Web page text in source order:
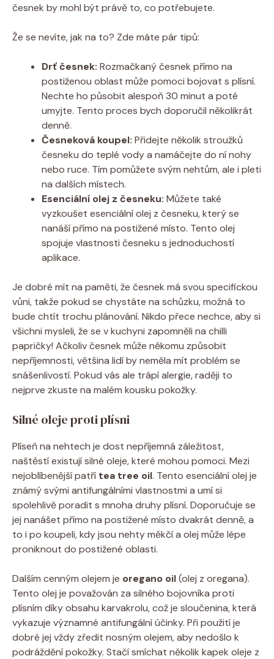
česnek by mohl být právě to, co potřebujete.
Že se nevíte, jak na to? Zde máte pár tipů:
Drť česnek: Rozmačkaný česnek přímo na
postiženou oblast může pomoci bojovat s plísní.
Nechte ho působit alespoň 30 minut a poté
umyjte. Tento proces bych doporučil několikrát
denně.
Česneková koupel: Přidejte několik stroužků
česneku do teplé vody a namáčejte do ní nohy
nebo ruce. Tím pomůžete svým nehtům, ale i pleti
na dalších místech.
Esenciální olej z česneku: Můžete také
vyzkoušet esenciální olej z česneku, který se
nanáší přímo na postižené místo. Tento olej
spojuje vlastnosti česneku s jednoduchostí
aplikace.
Je dobré mít na paměti, že česnek má svou specifickou
vůni, takže pokud se chystáte na schůzku, možná to
bude chtít trochu plánování. Nikdo přece nechce, aby si
všichni mysleli, že se v kuchyni zapomněli na chilli
papričky! Ačkoliv česnek může někomu způsobit
nepříjemnosti, většina lidí by neměla mít problém se
snášenlivostí. Pokud vás ale trápí alergie, raději to
nejprve zkuste na malém kousku pokožky.
Silné oleje proti plísni
Plíseň na nehtech je dost nepříjemná záležitost,
naštěstí existují silné oleje, které mohou pomoci. Mezi
nejoblíbenější patří tea tree oil. Tento esenciální olej je
známý svými antifungálními vlastnostmi a umí si
spolehlivě poradit s mnoha druhy plísní. Doporučuje se
jej nanášet přímo na postižené místo dvakrát denně, a
to i po koupeli, kdy jsou nehty měkčí a olej může lépe
proniknout do postižené oblasti.
Dalším cenným olejem je oregano oil(olej z oregana).
Tento olej je považován za silného bojovníka proti
plísním díky obsahu karvakrolu, což je sloučenina, která
vykazuje významné antifungální účinky. Při použití je
dobré jej vždy zředit nosným olejem, aby nedošlo k
podráždění pokožky. Stačí smíchat několik kapek oleje z